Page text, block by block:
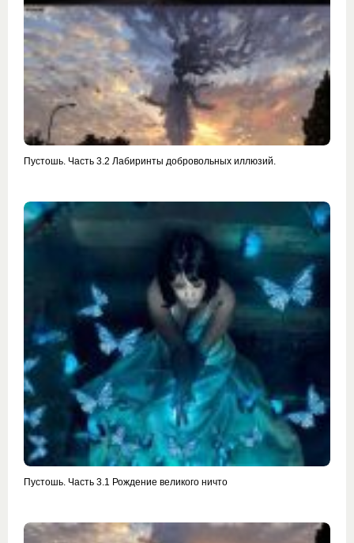
Пустошь. Часть 3.2 Лабиринты добровольных иллюзий.
Пустошь. Часть 3.1 Рождение великого ничто